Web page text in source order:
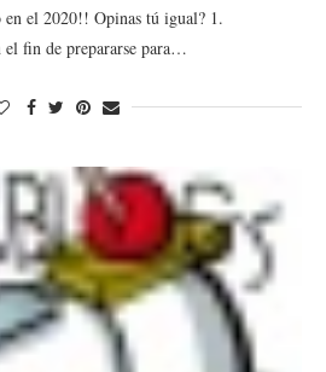
en el 2020!! Opinas tú igual? 1.
fin de prepararse para…